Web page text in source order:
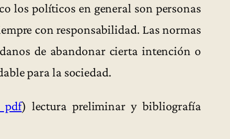
los políticos en general son personas
con responsabilidad. Las normas
de abandonar cierta intención o
para la sociedad.
pdf) lectura preliminar y bibliografía